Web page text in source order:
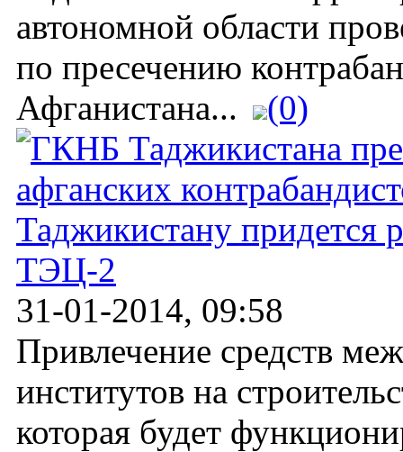
автономной области
по пресечению
Афганистана...
(0)
Таджикистану придется
ТЭЦ-2
31-01-2014, 09:58
Привлечение средств
институтов на
которая будет